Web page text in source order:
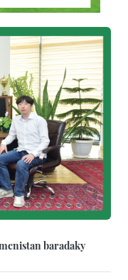
baradaky